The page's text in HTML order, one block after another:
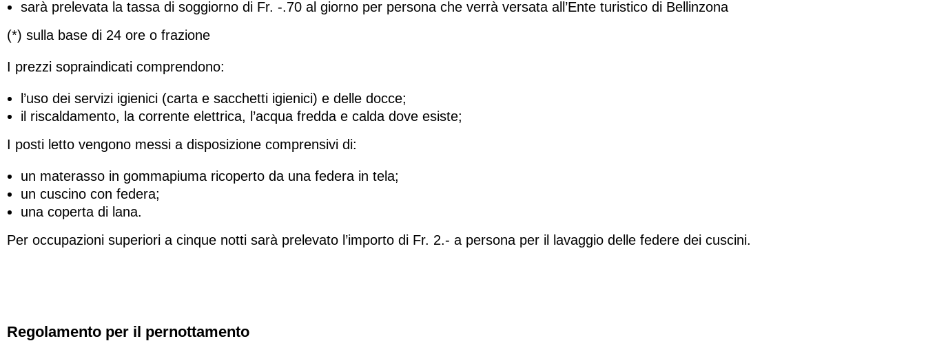
sarà prelevata la tassa di soggiorno di Fr. -.70 al giorno per persona che verrà versata all’Ente turistico di Bellinzona
(*) sulla base di 24 ore o frazione
I prezzi sopraindicati comprendono:
l’uso dei servizi igienici (carta e sacchetti igienici) e delle docce;
il riscaldamento, la corrente elettrica, l’acqua fredda e calda dove esiste;
I posti letto vengono messi a disposizione comprensivi di:
un materasso in gommapiuma ricoperto da una federa in tela;
un cuscino con federa;
una coperta di lana.
Per occupazioni superiori a cinque notti sarà prelevato l’importo di Fr. 2.- a persona per il lavaggio delle federe dei cuscini.
Regolamento per il pernottamento